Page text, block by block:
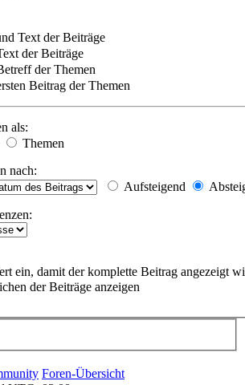
Text der Beiträge
der Beiträge
der Themen
Beitrag der Themen
als:
Themen
nach:
Aufsteigend
ein, damit der komplette Beitrag angezeigt
der Beiträge anzeigen
Foren-Übersicht